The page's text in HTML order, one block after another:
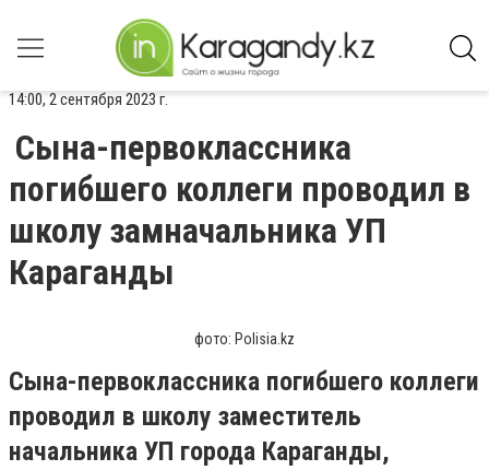
14:00, 2 сентября 2023 г.
Сына-первоклассника
погибшего коллеги проводил в
школу замначальника УП
Караганды
фото: Polisia.kz
Сына-первоклассника погибшего коллеги
проводил в школу заместитель
начальника УП города Караганды,